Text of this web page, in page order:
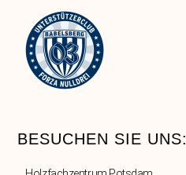
BESUCHEN SIE UNS: